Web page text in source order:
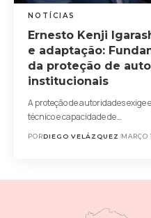
NOTÍCIAS
Ernesto Kenji
e adaptação:
da proteção de
institucionais
A proteção de autoridades
técnico e capacidade de…
PORDIEGO VELÁZQUEZ MARÇO